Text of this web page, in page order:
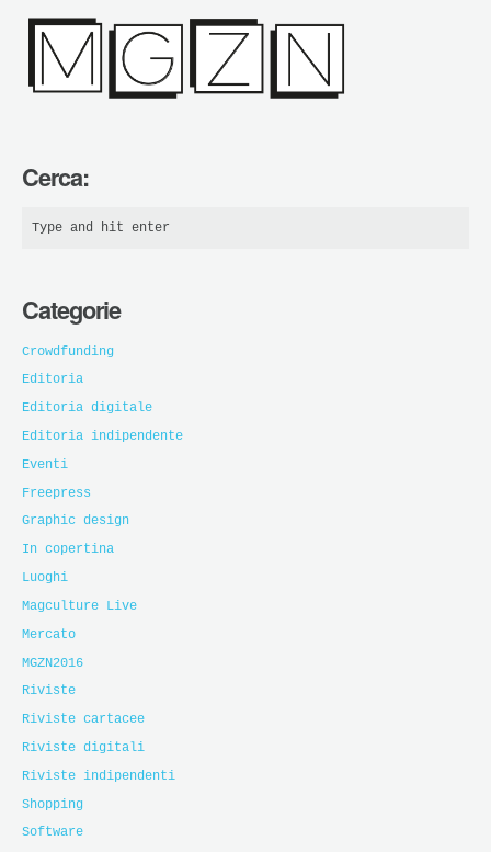
Cerca:
Categorie
Crowdfunding
Editoria
Editoria digitale
Editoria indipendente
Eventi
Freepress
Graphic design
In copertina
Luoghi
Magculture Live
Mercato
MGZN2016
Riviste
Riviste cartacee
Riviste digitali
Riviste indipendenti
Shopping
Software